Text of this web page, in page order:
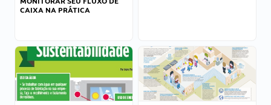
CAIXA NA PRÁTICA